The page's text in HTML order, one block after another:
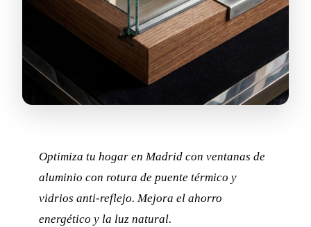
Optimiza tu hogar en Madrid con ventanas de
aluminio con rotura de puente térmico y
vidrios anti-reflejo. Mejora el ahorro
energético y la luz natural.